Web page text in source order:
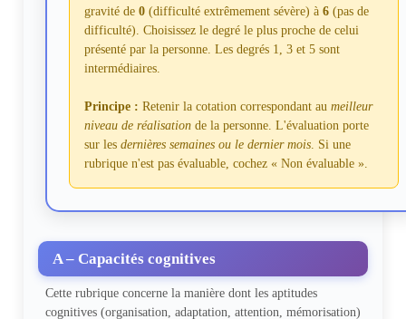
gravité de 0 (difficulté extrêmement sévère) à 6 (pas de
difficulté). Choisissez le degré le plus proche de celui
présenté par la personne. Les degrés 1, 3 et 5 sont
intermédiaires.
Principe : Retenir la cotation correspondant au meilleur
niveau de réalisation de la personne. L'évaluation porte
sur les dernières semaines ou le dernier mois
rubrique n'est pas évaluable, cochez « Non évaluable ».
A – Capacités cognitives
Cette rubrique concerne la manière dont les aptitudes
cognitives (organisation, adaptation, attention, mémorisation)